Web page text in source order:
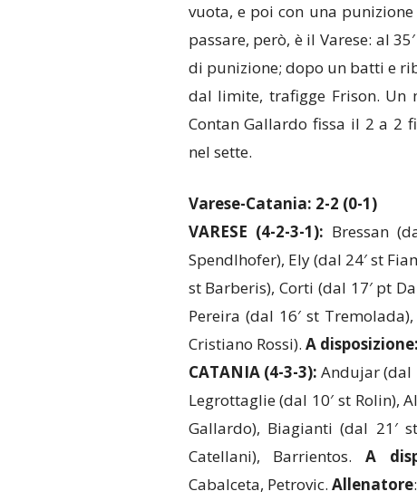
vuota, e poi con una
passare, però, è il Varese: al
di punizione; dopo un batti e
dal limite, trafigge Frison.
Contan Gallardo fissa il 2 a 2
nel sette.
Varese-Catania: 2-2 (0-1)
VARESE (4-2-3-1): Bressan
Spendlhofer), Ely (dal 24′ st
st Barberis), Corti (dal 17′ pt
Pereira (dal 16′ st
Cristiano Rossi). A disposizione:
CATANIA (4-3-3): Andujar (dal
Legrottaglie (dal 10′ st Rolin),
Gallardo), Biagianti (dal 21′
Catellani), Barrientos.A
Cabalceta, Petrovic. Allenatore